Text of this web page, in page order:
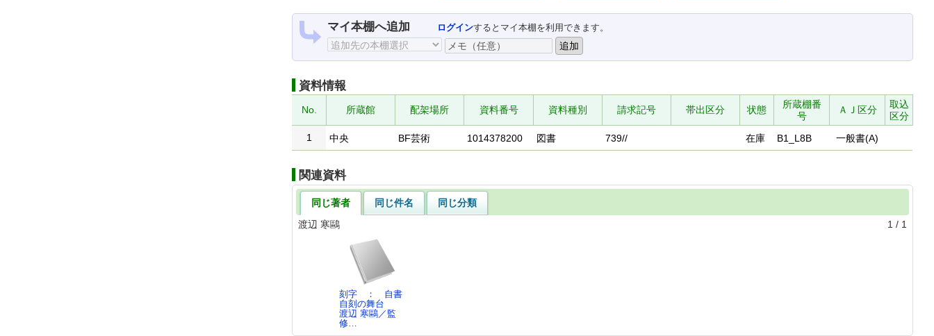
マイ本棚へ追加 ログインするとマイ本棚を利用できます。
資料情報
No. 所蔵館 配架場所 資料番号 資料種別 請求記号 帯出区分 状態
所蔵棚番
号
ＡＪ区分
取込
区分
1
中央 BF芸術 1014378200 図書 739// 在庫 B1_L8B 一般書(A)
関連資料
同じ著者 同じ件名
同じ分類
渡辺 寒鷗
1 / 1
刻字 ： 自書
自刻の舞台
渡辺 寒鷗／監
修…